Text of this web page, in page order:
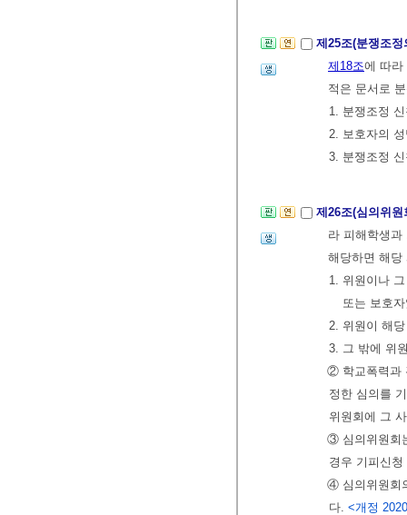
제25조(분쟁조
제18조에 따라
적은 문서로
1. 분쟁조정
2. 보호자의
3. 분쟁조정
제26조(심의위
라 피해학생
해당하면 해
1. 위원이나
또는 보호
2. 위원이 해
3. 그 밖에 위
② 학교폭력과
정한 심의를
위원회에 그
③ 심의위원회
경우 기피신
④ 심의위원회
다. <개정